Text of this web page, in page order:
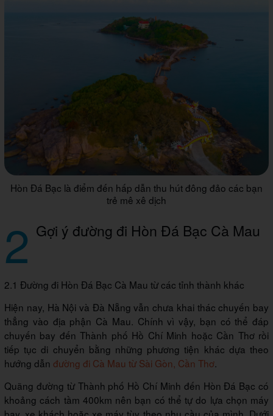
Hòn Đá Bạc là điểm đến hấp dẫn thu hút đông đảo các bạn
trẻ mê xê dịch
2 Gợi ý đường đi Hòn Đá Bạc Cà Mau
2.1 Đường đi Hòn Đá Bạc Cà Mau từ các tỉnh thành khác
Hiện nay, Hà Nội và Đà Nẵng vẫn chưa khai thác chuyến bay
thẳng vào địa phận Cà Mau. Chính vì vậy, bạn có thể đáp
chuyến bay đến Thành phố Hồ Chí Minh hoặc Cần Thơ rồi
tiếp tục di chuyển bằng những phương tiện khác dựa theo
hướng dẫn đường đi Cà Mau từ Sài Gòn, Cần Thơ.
Quãng đường từ Thành phố Hồ Chí Minh đến Hòn Đá Bạc có
khoảng cách tầm 400km nên bạn có thể tự do lựa chọn máy